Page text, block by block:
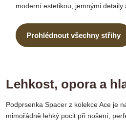
moderní estetikou, jemnými detaily
Prohlédnout všechny střihy
Lehkost, opora a
Podprsenka Spacer z kolekce Ace je
mimořádně lehký pocit při nošení,